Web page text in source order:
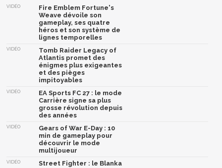
VIDÉO
Fire Emblem Fortune's
Weave dévoile son
gameplay, ses quatre
héros et son système de
lignes temporelles
VIDÉO
Tomb Raider Legacy of
Atlantis promet des
énigmes plus exigeantes
et des pièges
impitoyables
VIDÉO
EA Sports FC 27 : le mode
Carrière signe sa plus
grosse révolution depuis
des années
VIDÉO
Gears of War E-Day : 10
min de gameplay pour
découvrir le mode
multijoueur
VIDÉO
Street Fighter : le Blanka